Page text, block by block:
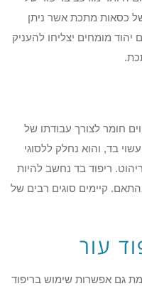
כסאות מתכת אשר ניתן
מומחים יצליחו להעניק
חומר לצורך עבודתו של
בד, והוא נחלק ללסוגי
ריפוד בד נחשב להיות
קיימים סוגים רבים של
עור
גם אפשרות שימוש בריפוד